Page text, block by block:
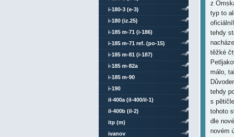
i-180-3 (e-3)
i-180 (iz.25)
i-185 m-71 (i-186)
i-185 m-71 ref. (po-15)
i-185 m-81 (i-187)
i-185 m-82a
i-185 m-90
i-190
il-400a (il-400/il-1)
il-400b (il-2)
itp (m)
ivanov